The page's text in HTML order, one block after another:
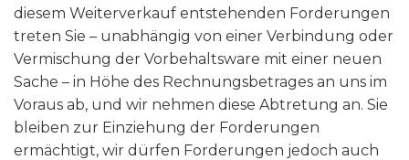
diesem Weiterverkauf entstehenden Forderungen
treten Sie – unabhängig von einer Verbindung oder
Vermischung der Vorbehaltsware mit einer neuen
Sache – in Höhe des Rechnungsbetrages an uns im
Voraus ab, und wir nehmen diese Abtretung an. Sie
bleiben zur Einziehung der Forderungen
ermächtigt, wir dürfen Forderungen jedoch auch